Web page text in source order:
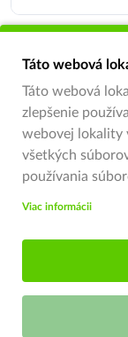
Táto webová
Táto webová
zlepšenie
webovej lokality
všetkých
používania
Viac informácii